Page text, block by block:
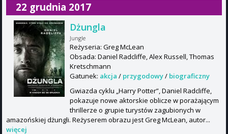
22 grudnia 2017
Dżungla
Jungle
Reżyseria: Greg McLean
Obsada: Daniel Radcliffe, Alex Russell, Thomas
Kretschmann
Gatunek: akcja / przygodowy/ biograficzny
Gwiazda cyklu „Harry Potter”, Daniel Radcliffe,
pokazuje nowe aktorskie oblicze w porażającym
thrillerze o grupie turystów zagubionych w
amazońskiej dżungli. Reżyserem obrazu jest Greg McLean, autor...
więcej